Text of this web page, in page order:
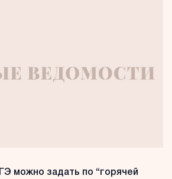
можно задать по “горячей